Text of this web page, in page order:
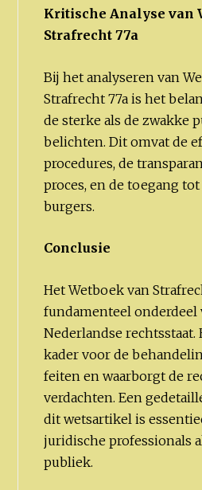
Kritische Analyse van
Strafrecht 77a
Bij het analyseren van
Strafrecht 77a is het
de sterke als de zwakke
belichten. Dit omvat de
procedures, de
proces, en de toegang
burgers.
Conclusie
Het Wetboek van
fundamenteel onderdeel
Nederlandse rechtsstaat.
kader voor de
feiten en waarborgt de
verdachten. Een
dit wetsartikel is
juridische professionals
publiek.